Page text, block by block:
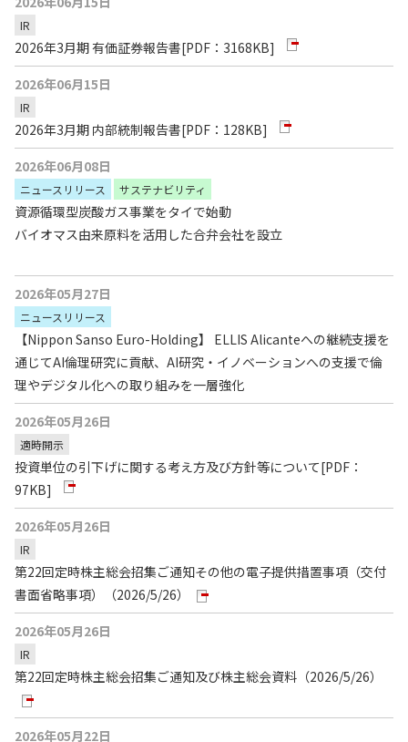
IR
2026年3月期 有価証券報告書[PDF：3168KB]
2026年06月15日
IR
2026年3月期 内部統制報告書[PDF：128KB]
2026年06月08日
ニュースリリース サステナビリティ
資源循環型炭酸ガス事業をタイで始動
バイオマス由来原料を活用した合弁会社を設立
2026年05月27日
ニュースリリース
【Nippon Sanso Euro-Holding】 ELLIS Alicanteへの継続支援を
通じてAI倫理研究に貢献、AI研究・イノベーションへの支援で倫
理やデジタル化への取り組みを一層強化
2026年05月26日
適時開示
投資単位の引下げに関する考え方及び方針等について[PDF：
97KB]
2026年05月26日
IR
第22回定時株主総会招集ご通知その他の電子提供措置事項（交付
書面省略事項）（2026/5/26）
2026年05月26日
IR
第22回定時株主総会招集ご通知及び株主総会資料（2026/5/26）
2026年05月22日